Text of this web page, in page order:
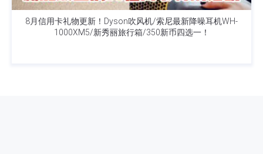
8月信用卡礼物更新！Dyson吹风机/索尼最新降噪耳机WH-
1000XM5/新秀丽旅行箱/350新币四选一！